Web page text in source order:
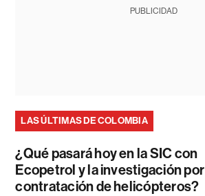
PUBLICIDAD
LAS ÚLTIMAS DE COLOMBIA
¿Qué pasará hoy en la SIC con
Ecopetrol y la investigación por
contratación de helicópteros?